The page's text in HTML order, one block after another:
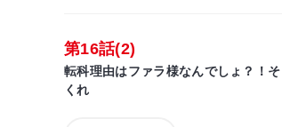
第16話(2)
転科理由はファラ様なんでしょ？！
くれ